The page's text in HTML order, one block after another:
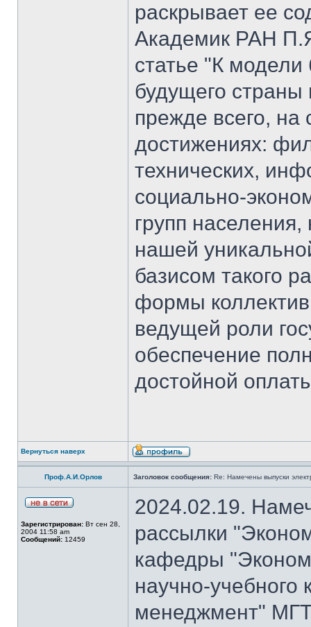
раскрывает ее
Академик РАН
статье "К
будущего страны
прежде всего,
достижениях:
технических,
социально-
групп
нашей
базисом такого
формы
ведущей роли
обеспечение
достойной
Вернуться наверх
Проф.А.И.Орлов Заголовок сообщения: Re: Намечены выпуски
Зарегистрирован: Вт сен 28,
2004 11:58 am
Сообщений: 12459
2024.02.19.
рассылки
кафедры
научно-
менеджмент"